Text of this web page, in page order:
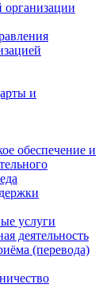
организации
и
обеспечение и
услуги
деятельность
(перевода)